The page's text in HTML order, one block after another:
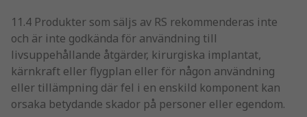
11.4 Produkter som säljs av RS rekommenderas inte
och är inte godkända för användning till
livsuppehållande åtgärder, kirurgiska implantat,
kärnkraft eller flygplan eller för någon användning
eller tillämpning där fel i en enskild komponent kan
orsaka betydande skador på personer eller egendom.